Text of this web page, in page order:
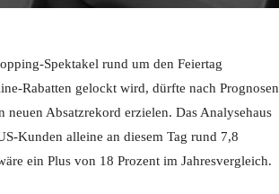
Spektakel rund um den Feiertag
Rabatten gelockt wird, dürfte nach Prognosen
Absatzrekord erzielen. Das Analysehaus
Kunden alleine an diesem Tag rund 7,8
ein Plus von 18 Prozent im Jahresvergleich.